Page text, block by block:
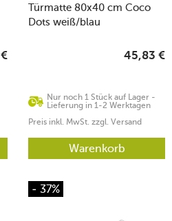
€
Türmatte 80x40 cm Coco
Dots weiß/blau
Nur noch 1 Stück auf Lager -
Lieferung in 1-2 Werktagen
45,83 €
Preis inkl. MwSt. zzgl. Versand
Warenkorb
- 37%